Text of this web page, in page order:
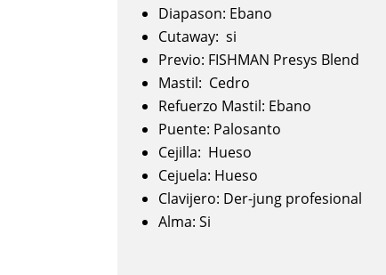
Diapason: Ebano
Cutaway: si
Previo: FISHMAN Presys Blend
Mastil: Cedro
Refuerzo Mastil: Ebano
Puente: Palosanto
Cejilla: Hueso
Cejuela: Hueso
Clavijero: Der-jung profesional
Alma: Si